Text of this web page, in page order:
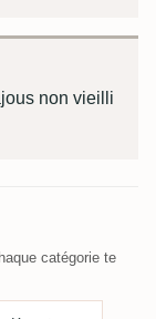
non vieilli
catégorie te